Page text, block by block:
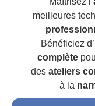
meilleures
Bénéficiez
complète
des ateliers
à la